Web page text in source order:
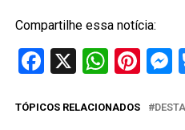
Compartilhe essa notícia:
Facebook
X
TÓPICOS RELACIONADOS